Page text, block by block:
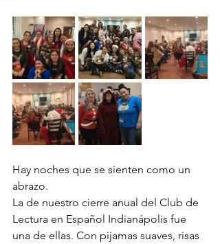
Hay noches que se sienten como un
abrazo.
La de nuestro cierre anual del Club de
Lectura en Español Indianápolis fue
una de ellas. Con pijamas suaves, risas